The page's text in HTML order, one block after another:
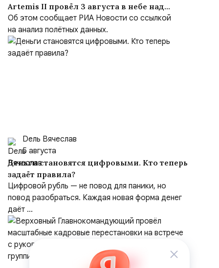
Artemis II провёл 3 августа в небе над
Чёрным морем около девяти часов
Об этом сообщает РИА Новости со ссылкой
на анализ полётных данных.
Dель Вячеслав
5 августа
Деньги становятся цифровыми. Кто теперь
задаёт правила?
Цифровой рубль — не повод для паники, но
повод разобраться. Каждая новая форма денег
даёт ...